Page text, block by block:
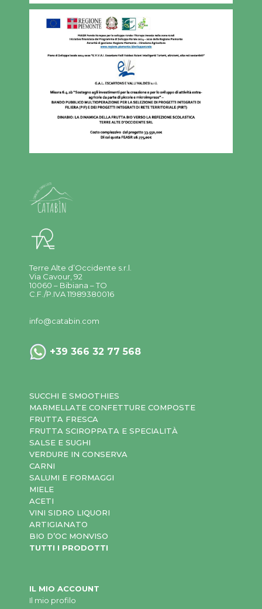
Terre Alte d’Occidente s.r.l.
Via Cavour, 92
10060 – Bibiana – TO
C.F./P.IVA 11989380016
info@catabin.com
+39 366 32 77 568
SUCCHI E SMOOTHIES
MARMELLATE CONFETTURE COMPOSTE
FRUTTA FRESCA
FRUTTA SCIROPPATA E SPECIALITÀ
SALSE E SUGHI
VERDURE IN CONSERVA
CARNI
SALUMI E FORMAGGI
MIELE
ACETI
VINI SIDRO LIQUORI
ARTIGIANATO
BIO D’OC MONVISO
TUTTI I PRODOTTI
IL MIO ACCOUNT
Il mio profilo